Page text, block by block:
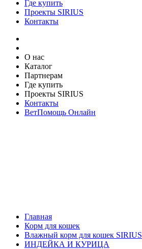
Где купить
Проекты SIRIUS
Контакты
О нас
Каталог
Партнерам
Где купить
Проекты SIRIUS
Контакты
ВетПомощь Онлайн
Главная
Корм для кошек
Влажный корм для кошек SIRIUS
ИНДЕЙКА И КУРИЦА